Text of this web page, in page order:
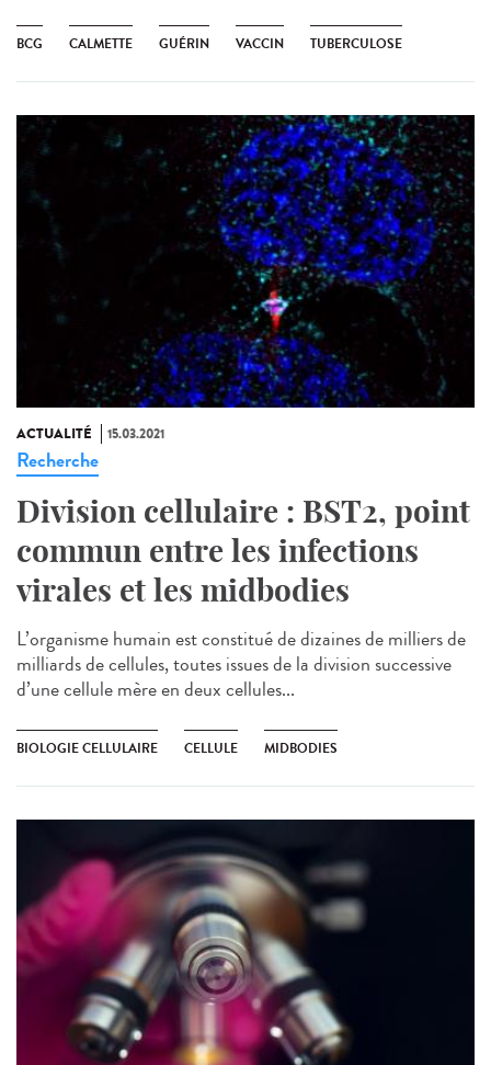
BCG CALMETTE GUÉRIN VACCIN TUBERCULOSE
ACTUALITÉ 15.03.2021
Recherche
Division cellulaire : BST2, point
commun entre les infections
virales et les midbodies
L’organisme humain est constitué de dizaines de milliers de
milliards de cellules, toutes issues de la division successive
d’une cellule mère en deux cellules...
BIOLOGIE CELLULAIRE CELLULE MIDBODIES